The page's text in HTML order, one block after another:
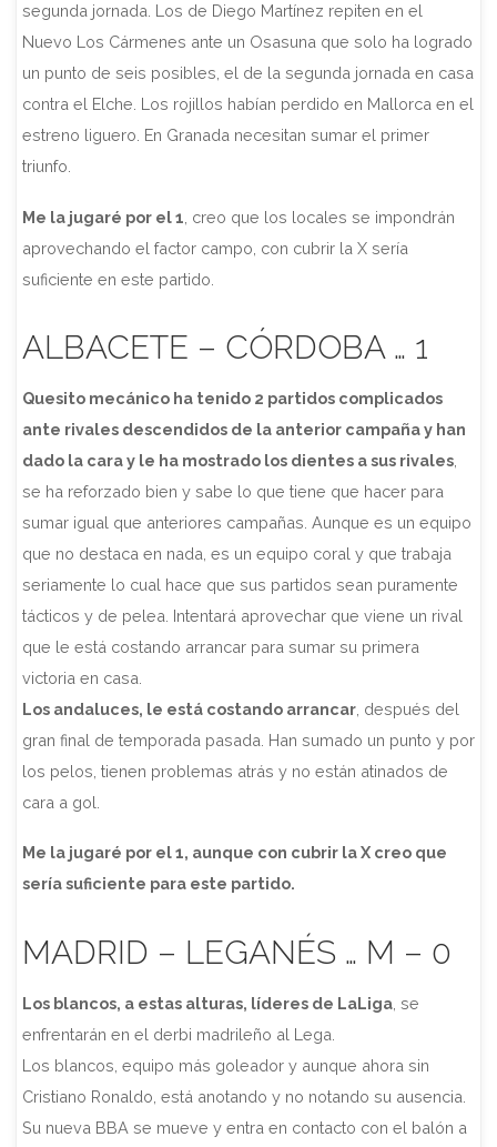
segunda jornada. Los de Diego Martínez repiten en el
Nuevo Los Cármenes ante un Osasuna que solo ha logrado
un punto de seis posibles, el de la segunda jornada en casa
contra el Elche. Los rojillos habían perdido en Mallorca en el
estreno liguero. En Granada necesitan sumar el primer
triunfo.
Me la jugaré por el 1 , creo que los locales se impondrán
aprovechando el factor campo, con cubrir la X sería
suficiente en este partido.
ALBACETE – CÓRDOBA … 1
Quesito mecánico ha tenido 2 partidos complicados
ante rivales descendidos de la anterior campaña y han
dado la cara y le ha mostrado los dientes a sus rivales,
se ha reforzado bien y sabe lo que tiene que hacer para
sumar igual que anteriores campañas. Aunque es un equipo
que no destaca en nada, es un equipo coral y que trabaja
seriamente lo cual hace que sus partidos sean puramente
tácticos y de pelea. Intentará aprovechar que viene un rival
que le está costando arrancar para sumar su primera
victoria en casa.
Los andaluces, le está costando arrancar, después del
gran final de temporada pasada. Han sumado un punto y por
los pelos, tienen problemas atrás y no están atinados de
cara a gol.
Me la jugaré por el 1, aunque con cubrir la X creo que
sería suficiente para este partido.
MADRID – LEGANÉS … M – 0
Los blancos, a estas alturas, líderes de LaLiga, se
enfrentarán en el derbi madrileño al Lega.
Los blancos, equipo más goleador y aunque ahora sin
Cristiano Ronaldo, está anotando y no notando su ausencia.
Su nueva BBA se mueve y entra en contacto con el balón a